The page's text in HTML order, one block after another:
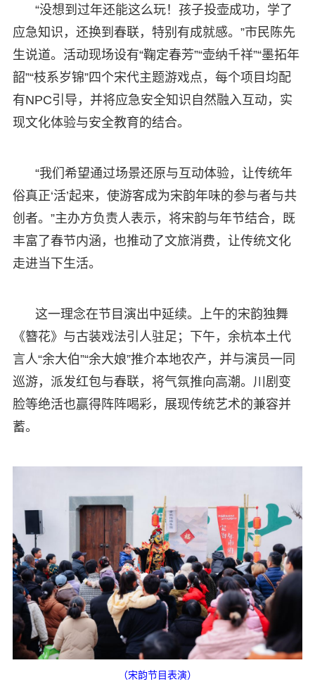
“没想到过年还能这么玩！孩子投壶成功，学了
应急知识，还换到春联，特别有成就感。”市民陈先
生说道。活动现场设有“鞠定春芳”“壶纳千祥”“墨拓年
韶”“枝系岁锦”四个宋代主题游戏点，每个项目均配
有NPC引导，并将应急安全知识自然融入互动，实
现文化体验与安全教育的结合。
“我们希望通过场景还原与互动体验，让传统年
俗真正‘活’起来，使游客成为宋韵年味的参与者与共
创者。”主办方负责人表示，将宋韵与年节结合，既
丰富了春节内涵，也推动了文旅消费，让传统文化
走进当下生活。
这一理念在节目演出中延续。上午的宋韵独舞
《簪花》与古装戏法引人驻足；下午，余杭本土代
言人“余大伯”“余大娘”推介本地农产，并与演员一同
巡游，派发红包与春联，将气氛推向高潮。川剧变
脸等绝活也赢得阵阵喝彩，展现传统艺术的兼容并
蓄。
（宋韵节目表演）